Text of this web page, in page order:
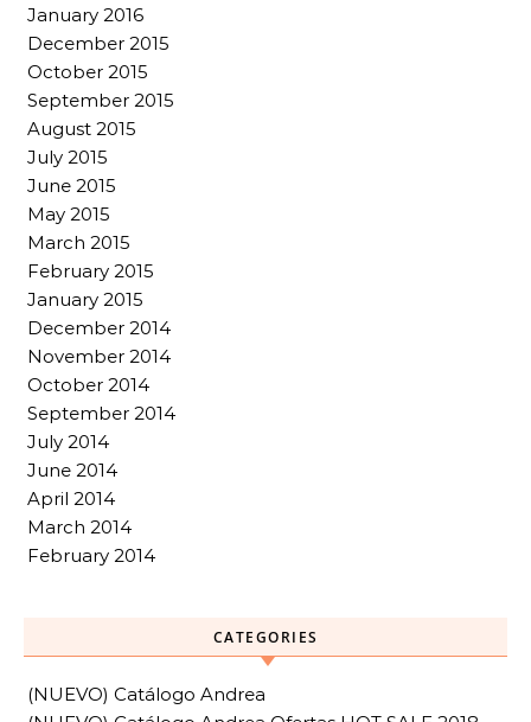
January 2016
December 2015
October 2015
September 2015
August 2015
July 2015
June 2015
May 2015
March 2015
February 2015
January 2015
December 2014
November 2014
October 2014
September 2014
July 2014
June 2014
April 2014
March 2014
February 2014
CATEGORIES
(NUEVO) Catálogo Andrea